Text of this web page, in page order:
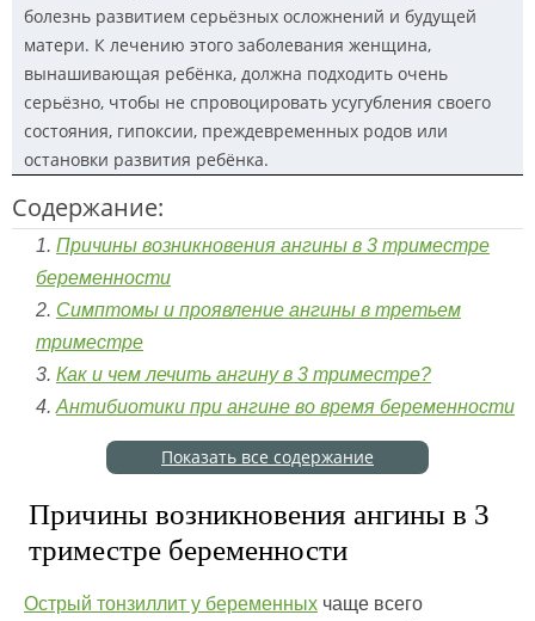
болезнь развитием серьёзных осложнений и будущей
матери. К лечению этого заболевания женщина,
вынашивающая ребёнка, должна подходить очень
серьёзно, чтобы не спровоцировать усугубления своего
состояния, гипоксии, преждевременных родов или
остановки развития ребёнка.
Содержание:
Причины возникновения ангины в 3 триместре
беременности
Симптомы и проявление ангины в третьем
триместре
Как и чем лечить ангину в 3 триместре?
Антибиотики при ангине во время беременности
Показать все содержание
Причины возникновения ангины в 3
триместре беременности
Острый тонзиллит у беременных чаще всего